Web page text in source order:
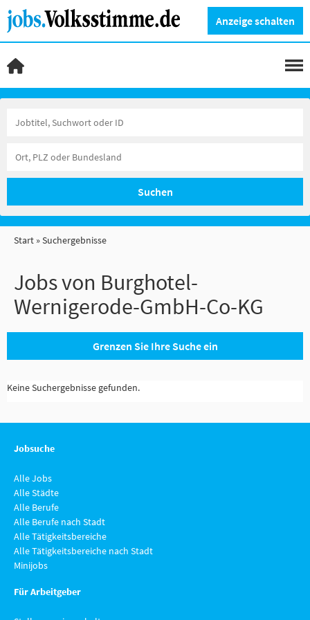
Anzeige schalten
Suchen
Start Suchergebnisse
Jobs von Burghotel-
Wernigerode-GmbH-Co-KG
Grenzen Sie Ihre Suche ein
Keine Suchergebnisse gefunden.
Jobsuche
Alle Jobs
Alle Städte
Alle Berufe
Alle Berufe nach Stadt
Alle Tätigkeitsbereiche
Alle Tätigkeitsbereiche nach Stadt
Minijobs
Für Arbeitgeber